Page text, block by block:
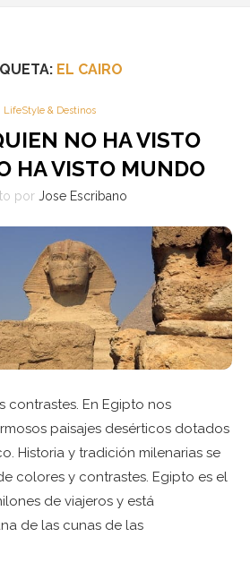
EL CAIRO
LifeStyle & Destinos
NO HA VISTO
HA VISTO MUNDO
por Jose Escribano
contrastes. En Egipto nos
paisajes desérticos dotados
Historia y tradición milenarias se
colores y contrastes. Egipto es el
de viajeros y está
de las cunas de las